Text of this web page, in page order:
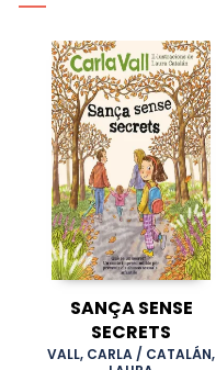
SANÇA SENSE
SECRETS
VALL, CARLA / CATALÁN,